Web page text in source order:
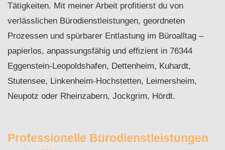
Tätigkeiten. Mit meiner Arbeit profitierst du von
verlässlichen Bürodienstleistungen, geordneten
Prozessen und spürbarer Entlastung im Büroalltag –
papierlos, anpassungsfähig und effizient in 76344
Eggenstein-Leopoldshafen, Dettenheim, Kuhardt,
Stutensee, Linkenheim-Hochstetten, Leimersheim,
Neupotz oder Rheinzabern, Jockgrim, Hördt.
Professionelle Bürodienstleistungen